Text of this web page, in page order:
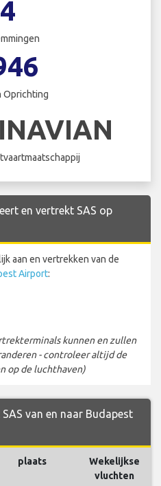
4
Oprichting
en vertrekt SAS op
aan en vertrekken van de
Airport:
kunnen en zullen
- controleer altijd de
op de luchthaven)
van en naar Budapest
plaats
Wekelijkse
vluchten